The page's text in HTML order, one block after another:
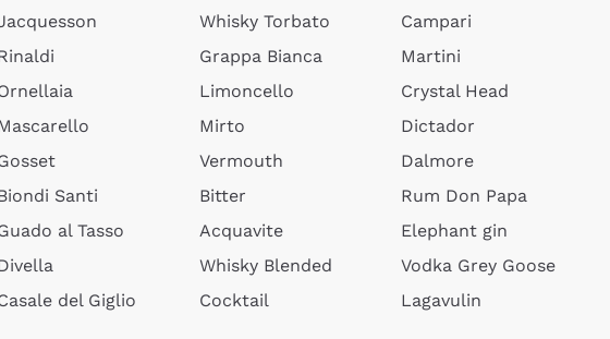
Santi
al Tasso
del Giglio
Whisky Torbato
Grappa Bianca
Limoncello
Mirto
Vermouth
Bitter
Acquavite
Whisky Blended
Cocktail
Campari
Martini
Crystal Head
Dictador
Dalmore
Rum Don Papa
Elephant gin
Vodka Grey Goose
Lagavulin